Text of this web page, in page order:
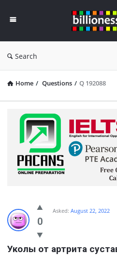
Essays
Search
Home / Questions / Q 192088
0
Asked: August 22, 2022
Уколы от артрита